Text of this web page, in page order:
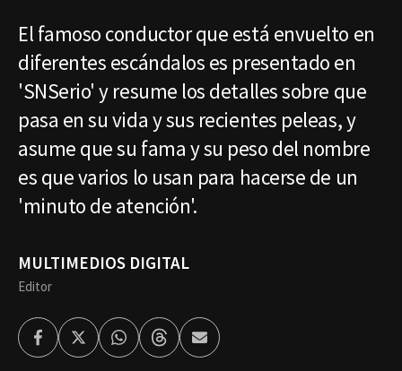
El famoso conductor que está envuelto en
diferentes escándalos es presentado en
'SNSerio' y resume los detalles sobre que
pasa en su vida y sus recientes peleas, y
asume que su fama y su peso del nombre
es que varios lo usan para hacerse de un
'minuto de atención'.
MULTIMEDIOS DIGITAL
Editor
FacebookTwitterWhatsappThreadsEnviar
por